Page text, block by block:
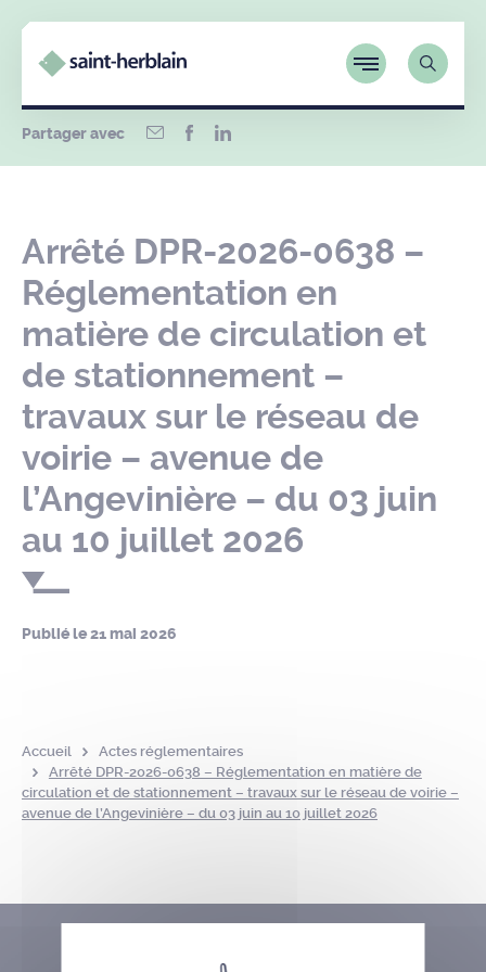
Partager avec
Arrêté DPR-2026-0638 –
Réglementation en
matière de circulation et
de stationnement –
travaux sur le réseau de
voirie – avenue de
l’Angevinière – du 03 juin
au 10 juillet 2026
Publié le21 mai 2026
Accueil
Actes réglementaires
Arrêté DPR-2026-0638 – Réglementation en matière de
circulation et de stationnement – travaux sur le réseau de voirie –
avenue de l’Angevinière – du 03 juin au 10 juillet 2026